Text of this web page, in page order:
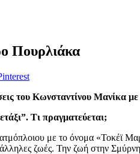
Πουρλιάκα
του Κωνσταντίνου Μανίκα
Τι πραγματεύεται;
ατμόπλοιου με το όνομα
ζωές. Την ζωή στην